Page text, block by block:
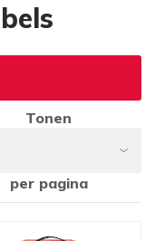
Tonen
per pagina